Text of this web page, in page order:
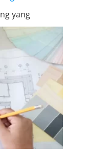
yang